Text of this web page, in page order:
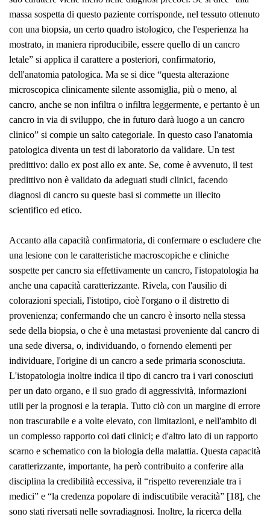
massa sospetta di questo paziente corrisponde, nel tessuto ottenuto
con una biopsia, un certo quadro istologico, che l'esperienza ha
mostrato, in maniera riproducibile, essere quello di un cancro
letale” si applica il carattere a posteriori, confirmatorio,
dell'anatomia patologica. Ma se si dice “questa alterazione
microscopica clinicamente silente assomiglia, più o meno, al
cancro, anche se non infiltra o infiltra leggermente, e pertanto è un
cancro in via di sviluppo, che in futuro darà luogo a un cancro
clinico” si compie un salto categoriale. In questo caso l'anatomia
patologica diventa un test di laboratorio da validare. Un test
predittivo: dallo ex post allo ex ante. Se, come è avvenuto, il test
predittivo non è validato da adeguati studi clinici, facendo
diagnosi di cancro su queste basi si commette un illecito
scientifico ed etico.
Accanto alla capacità confirmatoria, di confermare o escludere che
una lesione con le caratteristiche macroscopiche e cliniche
sospette per cancro sia effettivamente un cancro, l'istopatologia ha
anche una capacità caratterizzante. Rivela, con l'ausilio di
colorazioni speciali, l'istotipo, cioè l'organo o il distretto di
provenienza; confermando che un cancro è insorto nella stessa
sede della biopsia, o che è una metastasi proveniente dal cancro di
una sede diversa, o, individuando, o fornendo elementi per
individuare, l'origine di un cancro a sede primaria sconosciuta.
L'istopatologia inoltre indica il tipo di cancro tra i vari conosciuti
per un dato organo, e il suo grado di aggressività, informazioni
utili per la prognosi e la terapia. Tutto ciò con un margine di errore
non trascurabile e a volte elevato, con limitazioni, e nell'ambito di
un complesso rapporto coi dati clinici; e d'altro lato di un rapporto
scarno e schematico con la biologia della malattia. Questa capacità
caratterizzante, importante, ha però contribuito a conferire alla
disciplina la credibilità eccessiva, il “rispetto reverenziale tra i
medici” e “la credenza popolare di indiscutibile veracità” [18], che
sono stati riversati nelle sovradiagnosi. Inoltre, la ricerca della